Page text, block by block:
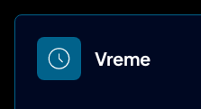
Vreme